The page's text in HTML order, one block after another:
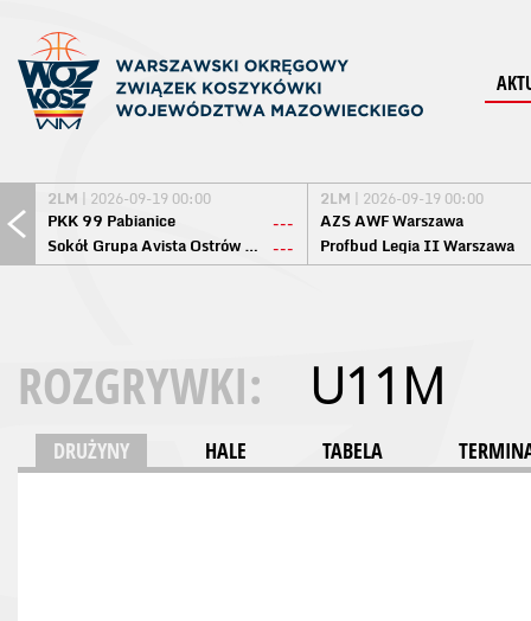
2LM | 2026-09-19 00:00
PKK 99 Pabianice
---
Sokół Grupa Avista Ostrów Maz. ---
2LM | 2026-09-19 00:00
AZS AWF Warszawa
Profbud Legia II Warszawa
ROZGRYWKI: U11M
DRUŻYNY HALE TABELA